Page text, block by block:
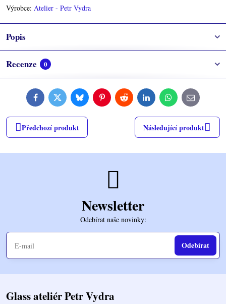
Výrobce: Atelier - Petr Vydra
Popis
Recenze 0
FacebookTwitterBlueskyPinterestReddit LinkedInWhatsApp
E-
mail
Předchozí produkt Následující produkt
Newsletter
Odebírat naše novinky:
Odebírat
Glass ateliér Petr Vydra